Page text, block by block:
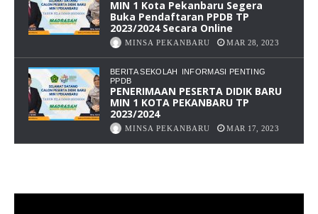
MIN 1 Kota Pekanbaru Segera
Buka Pendaftaran PPDB TP
2023/2024 Secara Online
MINSA PEKANBARU MAR 28, 2023
BERITA SEKOLAH
INFORMASI PENTING
PPDB
PENERIMAAN PESERTA DIDIK BARU
MIN 1 KOTA PEKANBARU TP
2023/2024
MINSA PEKANBARU MAR 17, 2023